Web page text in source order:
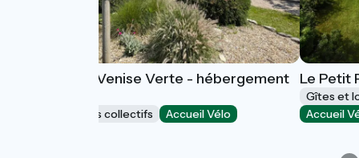
Camping La Venise Verte - hébergement
Hébergements collectifs Accueil Vélo
Le Petit
Gîtes et
Accueil